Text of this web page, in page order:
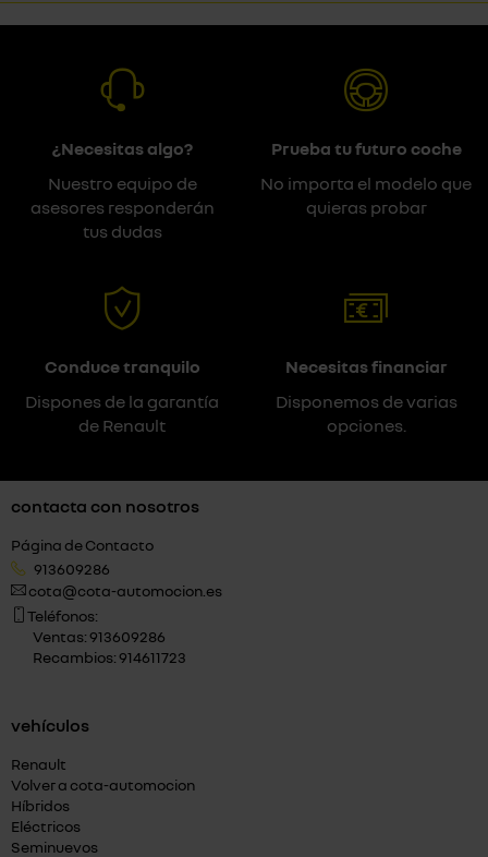
¿Necesitas algo?
Nuestro equipo de
asesores responderán
tus dudas
Prueba tu futuro coche
No importa el modelo que
quieras probar
Conduce tranquilo
Dispones de la garantía
de Renault
Necesitas financiar
Disponemos de varias
opciones.
contacta con nosotros
Página de Contacto
913609286
cota@cota-automocion.es
Teléfonos:
Ventas: 913609286
Recambios: 914611723
vehículos
Renault
Volver a cota-automocion
Híbridos
Eléctricos
Seminuevos